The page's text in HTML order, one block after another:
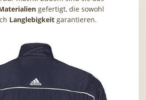
gefertigt, die sowohl
Langlebigkeit garantieren.